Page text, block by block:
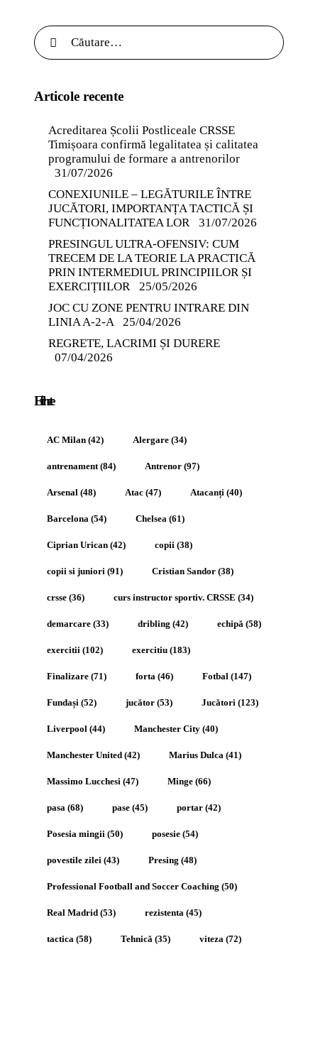
Articole recente
Acreditarea Școlii Postliceale CRSSE
Timișoara confirmă legalitatea și calitatea
programului de formare a antrenorilor
31/07/2026
CONEXIUNILE – LEGĂTURILE ÎNTRE
JUCĂTORI, IMPORTANȚA TACTICĂ ȘI
FUNCȚIONALITATEA LOR
31/07/2026
PRESINGUL ULTRA-OFENSIV: CUM
TRECEM DE LA TEORIE LA PRACTICĂ
PRIN INTERMEDIUL PRINCIPIILOR ȘI
EXERCIȚIILOR
25/05/2026
JOC CU ZONE PENTRU INTRARE DIN
LINIA A-2-A
25/04/2026
REGRETE, LACRIMI ȘI DURERE
07/04/2026
Etichete
AC Milan (42) Alergare (34)
antrenament (84) Antrenor (97)
Arsenal (48) Atac (47) Atacanți (40)
Barcelona (54) Chelsea (61)
Ciprian Urican (42) copii (38)
copii si juniori (91) Cristian Sandor (38)
crsse (36) curs instructor sportiv. CRSSE (34)
demarcare (33) dribling (42) echipă (58)
exercitii (102) exercitiu (183)
Finalizare (71) forta (46) Fotbal (147)
Fundași (52) jucător (53) Jucători (123)
Liverpool (44) Manchester City (40)
Manchester United (42) Marius Dulca (41)
Massimo Lucchesi (47) Minge (66)
pasa (68) pase (45) portar (42)
Posesia mingii (50) posesie (54)
povestile zilei (43) Presing (48)
Professional Football and Soccer Coaching (50)
Real Madrid (53) rezistenta (45)
tactica (58) Tehnică (35) viteza (72)